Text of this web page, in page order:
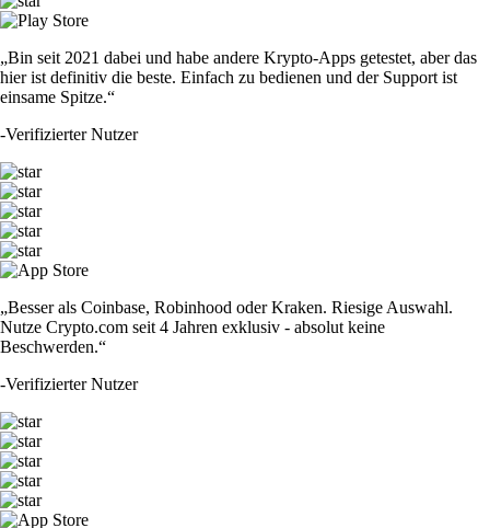
„Bin seit 2021 dabei und habe andere Krypto-Apps getestet, aber das
hier ist definitiv die beste. Einfach zu bedienen und der Support ist
einsame Spitze.“
-Verifizierter Nutzer
„Besser als Coinbase, Robinhood oder Kraken. Riesige Auswahl.
Nutze Crypto.com seit 4 Jahren exklusiv - absolut keine
Beschwerden.“
-Verifizierter Nutzer